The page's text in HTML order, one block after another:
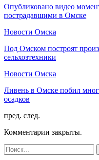
Опубликовано видео
пострадавшими в Омске
Новости Омска
Под Омском построят
сельхозтехники
Новости Омска
Ливень в Омске побил
осадков
пред. след.
Комментарии закрыты.